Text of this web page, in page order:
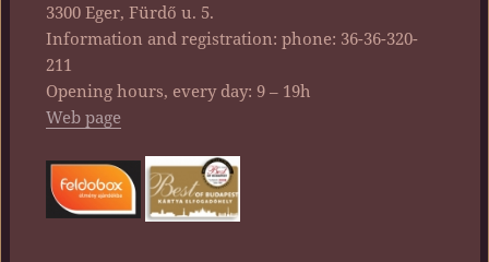
3300 Eger, Fürdő u. 5.
Information and registration: phone: 36-36-320-
211
Opening hours, every day: 9 – 19h
Web page